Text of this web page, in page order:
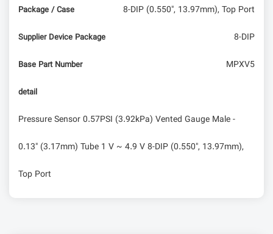
Package / Case 8-DIP (0.550", 13.97mm), Top Port
Supplier Device Package 8-DIP
Base Part Number MPXV5
detail
Pressure Sensor 0.57PSI (3.92kPa) Vented Gauge Male -
0.13" (3.17mm) Tube 1 V ~ 4.9 V 8-DIP (0.550", 13.97mm),
Top Port